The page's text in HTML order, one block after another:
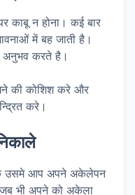
काबू न होना। कई बार
में बह जाती है।
करते है।
की कोशिश करे और
करे।
उसमे आप अपने अकेलेपन
भी अपने को अकेला